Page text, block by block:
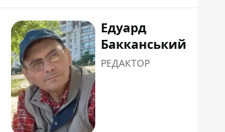
Едуард
Бакканський
РЕДАКТОР